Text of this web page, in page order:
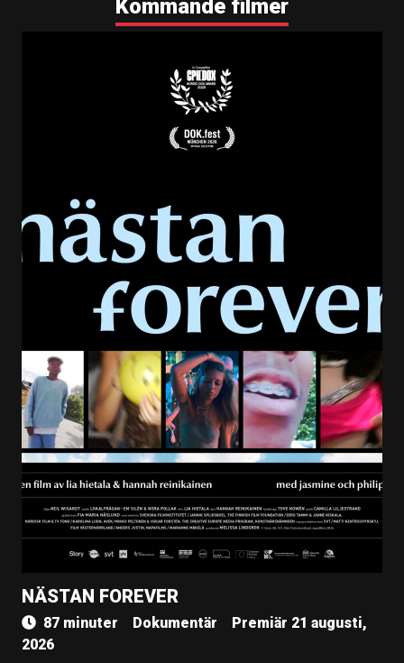
Kommande filmer
NÄSTAN FOREVER
87 minuter Dokumentär
Premiär 21 augusti,
2026